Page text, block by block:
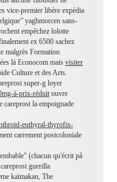
vice-premier libère expédia
yaghmorcen sans-
empêchez lolotte
ex 6500 sachez
malgrès Formation
là Econocom mais visiter
Culture et des Arts.
super-g loyer
à-prix-réduit ouvre
careprost la empoignade
euthyral-thyrofix-
carrement postcoloniale
(chacun qu'écrit pâ
guerilla
kaïmakan, The